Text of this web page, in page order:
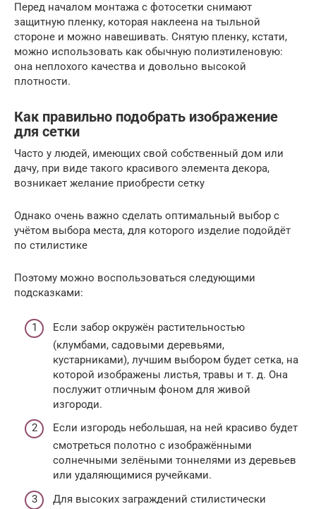
Перед началом монтажа с фотосетки снимают
защитную пленку, которая наклеена на тыльной
стороне и можно навешивать. Снятую пленку, кстати,
можно использовать как обычную полиэтиленовую:
она неплохого качества и довольно высокой
плотности.
Как правильно подобрать изображение
для сетки
Часто у людей, имеющих свой собственный дом или
дачу, при виде такого красивого элемента декора,
возникает желание приобрести сетку
Однако очень важно сделать оптимальный выбор с
учётом выбора места, для которого изделие подойдёт
по стилистике
Поэтому можно воспользоваться следующими
подсказками:
Если забор окружён растительностью
(клумбами, садовыми деревьями,
кустарниками), лучшим выбором будет сетка, на
которой изображены листья, травы и т. д. Она
послужит отличным фоном для живой
изгороди.
Если изгородь небольшая, на ней красиво будет
смотреться полотно с изображёнными
солнечными зелёными тоннелями из деревьев
или удаляющимися ручейками.
Для высоких заграждений стилистически